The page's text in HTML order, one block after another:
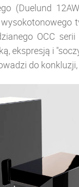
(Duelund
OCC
ekspresją i
do